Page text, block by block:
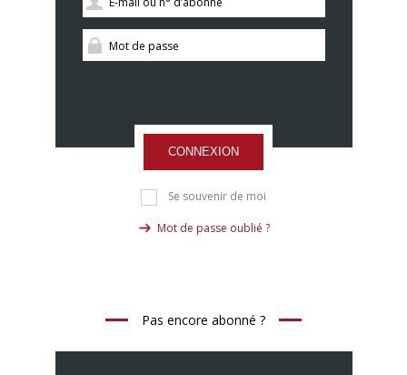
CONNEXION
Se souvenir de moi
Mot de passe oublié ?
Pas encore abonné ?